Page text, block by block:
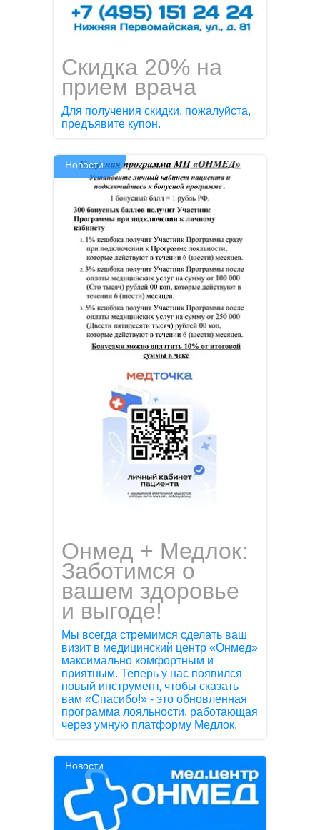
Скидка 20% на
прием врача
Для получения скидки, пожалуйста,
предъявите купон.
Онмед + Медлок:
Заботимся о
вашем здоровье
и выгоде!
Мы всегда стремимся сделать ваш
визит в медицинский центр «Онмед»
максимально комфортным и
приятным. Теперь у нас появился
новый инструмент, чтобы сказать
вам «Спасибо!» - это обновленная
программа лояльности, работающая
через умную платформу Медлок.
Новости
Новости